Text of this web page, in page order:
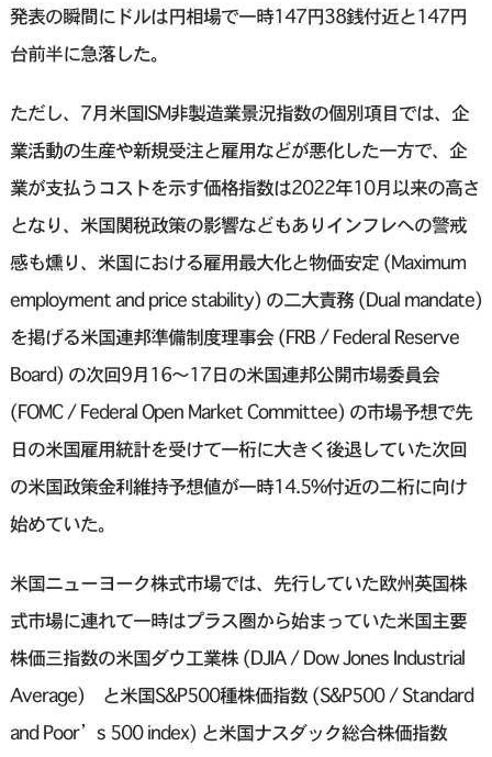
発表の瞬間にドルは円相場で一時147円38銭付近と147円
台前半に急落した。
ただし、7月米国ISM非製造業景況指数の個別項目では、企
業活動の生産や新規受注と雇用などが悪化した一方で、企
業が支払うコストを示す価格指数は2022年10月以来の高さ
となり、米国関税政策の影響などもありインフレへの警戒
感も燻り、米国における雇用最大化と物価安定 (Maximum
employment and price stability) の二大責務 (Dual mandate)
を掲げる米国連邦準備制度理事会 (FRB / Federal Reserve
Board) の次回9月16〜17日の米国連邦公開市場委員会
(FOMC / Federal Open Market Committee) の市場予想で先
日の米国雇用統計を受けて一桁に大きく後退していた次回
の米国政策金利維持予想値が一時14.5%付近の二桁に向け
始めていた。
米国ニューヨーク株式市場では、先行していた欧州英国株
式市場に連れて一時はプラス圏から始まっていた米国主要
株価三指数の米国ダウ工業株 (DJIA / Dow Jones Industrial
Average) と米国S&P500種株価指数 (S&P500 / Standard
and Poor’s 500 index) と米国ナスダック総合株価指数